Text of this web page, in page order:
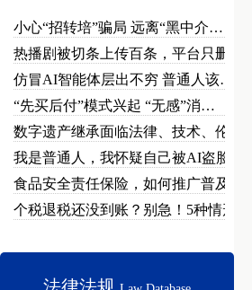
小心“招转培”骗局 远离“黑中介…
热播剧被切条上传百条，平台只删不…
仿冒AI智能体层出不穷 普通人该…
“先买后付”模式兴起 “无感”消…
数字遗产继承面临法律、技术、伦理…
我是普通人，我怀疑自己被AI盗脸…
食品安全责任保险，如何推广普及？
个税退税还没到账？别急！5种情形…